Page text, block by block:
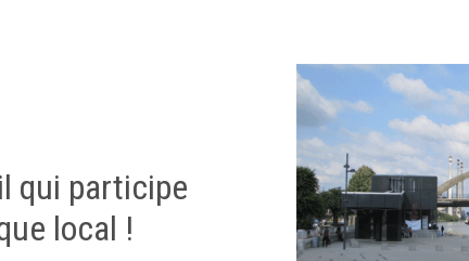
qui participe
local !